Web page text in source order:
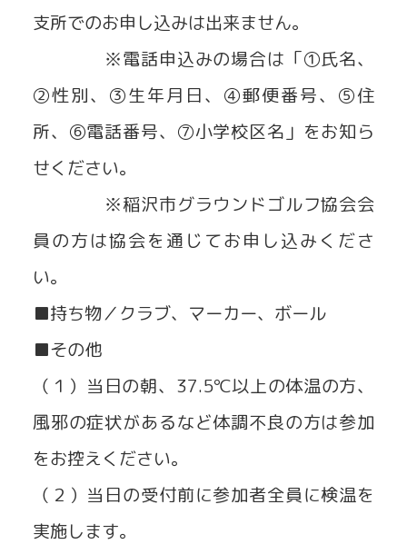
支所でのお申し込みは出来ません。
※電話申込みの場合は「①氏名、
②性別、③生年月日、④郵便番号、⑤住
所、⑥電話番号、⑦小学校区名」をお知ら
せください。
※稲沢市グラウンドゴルフ協会会
員の方は協会を通じてお申し込みくださ
い。
■持ち物／クラブ、マーカー、ボール
■その他
（１）当日の朝、37.5℃以上の体温の方、
風邪の症状があるなど体調不良の方は参加
をお控えください。
（２）当日の受付前に参加者全員に検温を
実施します。